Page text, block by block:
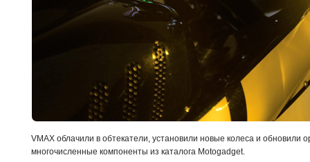
VMAX облачили в обтекатели, установили новые колеса и обновили
многочисленные компоненты из каталога Motogadget.